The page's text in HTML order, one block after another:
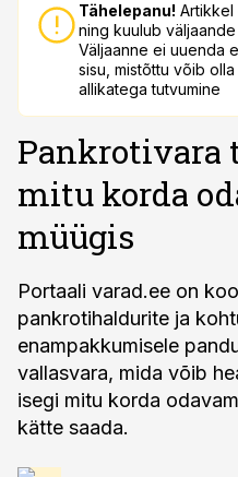
Tähelepanu! Artikkel
ning kuulub
Väljaanne ei uuenda
sisu, mistõttu võib
allikatega tutvumine
Pankrotivara
mitu korda
müügis
Portaali varad.ee on
pankrotihaldurite ja
enampakkumisele
vallasvara, mida võib
isegi mitu korda
kätte saada.